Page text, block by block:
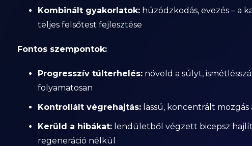
Kombinált gyakorlatok:húzódzkodás, evezés – a
teljes felsőtest fejlesztése
Fontos szempontok:
Progresszív túlterhelés:növeld a súlyt,
folyamatosan
Kontrollált végrehajtás:lassú, koncentrált mozgás
Kerüld a hibákat:lendületből végzett bicepsz
regeneráció nélkül